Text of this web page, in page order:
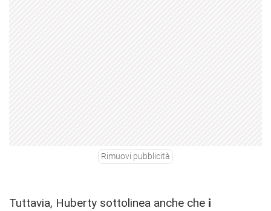
Rimuovi pubblicità
Tuttavia, Huberty sottolinea anche che i